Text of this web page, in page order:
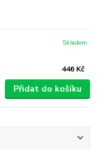
446 Kč
Skladem
Přidat do košíku